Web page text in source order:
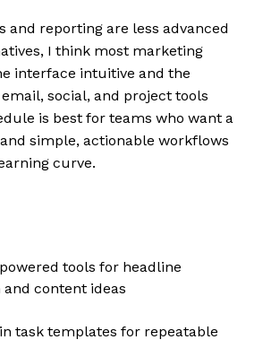
and reporting are less advanced
I think most marketing
interface intuitive and the
social, and project tools
is best for teams who want a
simple, actionable workflows
curve.
tools for headline
content ideas
task templates for repeatable